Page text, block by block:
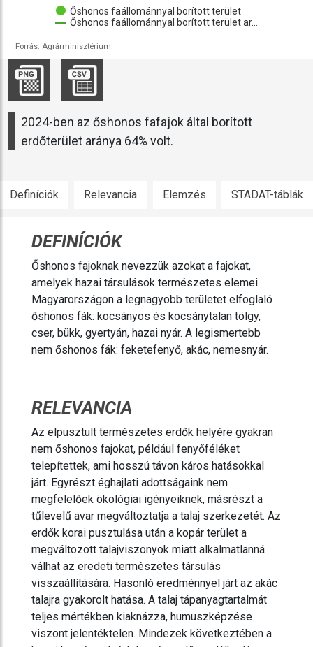
Forrás: Agrárminisztérium.
Őshonos faállománnyal borított terület
Őshonos faállománnyal borított terület ar…
2024-ben az őshonos fafajok által borított
erdőterület aránya 64% volt.
Definíciók Relevancia Elemzés STADAT-táblák
DEFINÍCIÓK
Őshonos fajoknak nevezzük azokat a fajokat,
amelyek hazai társulások természetes elemei.
Magyarországon a legnagyobb területet elfoglaló
őshonos fák: kocsányos és kocsánytalan tölgy,
cser, bükk, gyertyán, hazai nyár. A legismertebb
nem őshonos fák: feketefenyő, akác, nemesnyár.
RELEVANCIA
Az elpusztult természetes erdők helyére gyakran
nem őshonos fajokat, például fenyőféléket
telepítettek, ami hosszú távon káros hatásokkal
járt. Egyrészt éghajlati adottságaink nem
megfelelőek ökológiai igényeiknek, másrészt a
tűlevelű avar megváltoztatja a talaj szerkezetét. Az
erdők korai pusztulása után a kopár terület a
megváltozott talajviszonyok miatt alkalmatlanná
válhat az eredeti természetes társulás
visszaállítására. Hasonló eredménnyel járt az akác
talajra gyakorolt hatása. A talaj tápanyagtartalmát
teljes mértékben kiaknázza, humuszképzése
viszont jelentéktelen. Mindezek következtében a